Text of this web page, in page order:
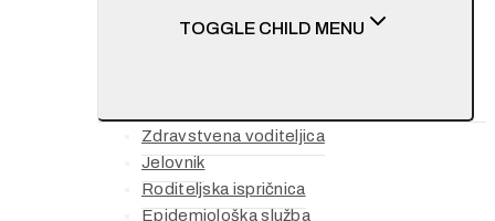
TOGGLE CHILD MENU
Zdravstvena voditeljica
Jelovnik
Roditeljska ispričnica
Epidemiološka služba